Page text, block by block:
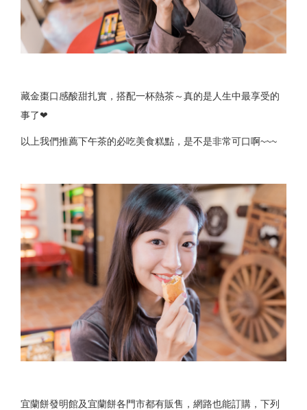
藏金棗口感酸甜扎實，搭配一杯熱茶～真的是人生中最享受的
事了❤
以上我們推薦下午茶的必吃美食糕點，是不是非常可口啊~~~
宜蘭餅發明館及宜蘭餅各門市都有販售，網路也能訂購，下列